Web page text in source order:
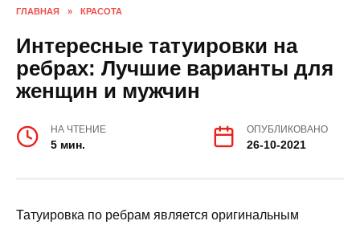
ГЛАВНАЯ » КРАСОТА
Интересные татуировки на
ребрах: Лучшие варианты для
женщин и мужчин
НА ЧТЕНИЕ
5 мин.
ОПУБЛИКОВАНО
26-10-2021
Татуировка по ребрам является оригинальным